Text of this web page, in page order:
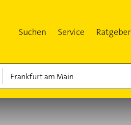
Suchen Service Ratgeber